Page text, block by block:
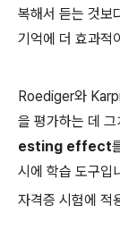
복해서 듣는 것보
기억에 더 효과적
Roediger와
을 평가하는 데
esting effect
시에 학습 도구입
자격증 시험에 적